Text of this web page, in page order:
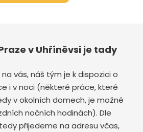
v Uhříněvsi je tady
vás, náš tým je k dispozici o
i v noci (některé práce, které
v okolních domech, je možné
nočních hodinách). Dle
přijedeme na adresu včas,